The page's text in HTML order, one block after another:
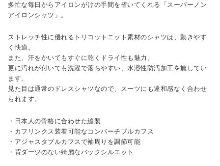
多忙な毎日からアイロンがけの手間を省いてくれる「スーパーノン
アイロンシャツ」。
ストレッチ性に優れるトリコットニット素材のシャツは、動きやす
く快適。
また、汗をかいてもすぐに乾くドライ性も魅力。
更に汚れが付いても洗濯で落ちやすい、水溶性防汚加工を施してい
ます。
見た目は通常のドレスシャツなので、スーツにも違和感なく合わせ
られます。
・日本人の骨格に合わせた縫製
・カフリンクス装着可能なコンバーチブルカフス
・アジャスタブルカフスで袖周りを調節可能
・背ダーツのない綺麗なバックシルエット